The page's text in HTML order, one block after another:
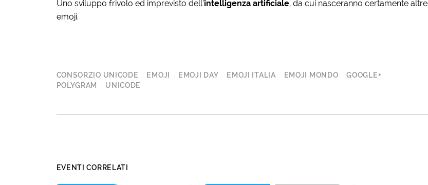
Uno sviluppo frivolo ed imprevisto dell’intelligenza artificiale, da cui nasceranno certamente altre
emoji.
CONSORZIO UNICODE EMOJI EMOJI DAY EMOJI ITALIA EMOJI MONDO
GOOGLE+
POLYGRAM
UNICODE
EVENTI CORRELATI